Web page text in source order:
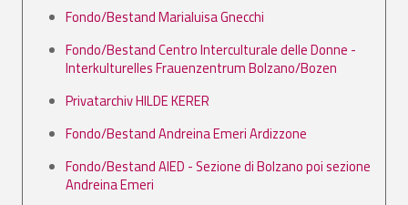
Fondo/Bestand Marialuisa Gnecchi
Fondo/Bestand Centro Interculturale delle Donne -
Interkulturelles Frauenzentrum Bolzano/Bozen
Privatarchiv HILDE KERER
Fondo/Bestand Andreina Emeri Ardizzone
Fondo/Bestand AIED - Sezione di Bolzano poi sezione
Andreina Emeri